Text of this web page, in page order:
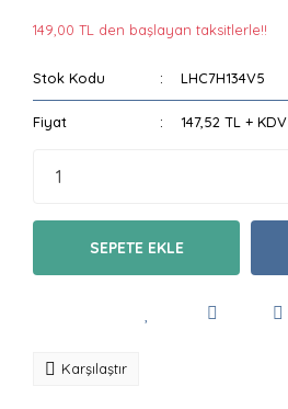
149,00 TL den başlayan taksitlerle!!
Stok Kodu LHC7H134V5
Fiyat 147,52 TL + KDV
SEPETE EKLE
Karşılaştır